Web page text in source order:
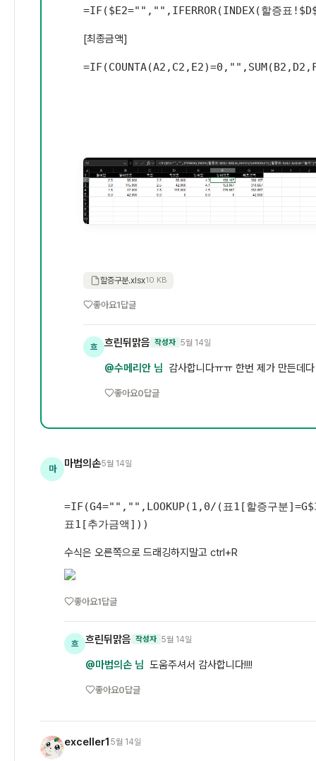
=IF($E2="" , "" , IFERROR(INDEX(할증표
[최종금액]
=IF(COUNTA(A2 , C2 , E2)=0 , "" , SUM(B2 , D2 ,
할증구분.xlsx10 KB
좋아요1답글
흐 흐린뒤맑음 작성자 5월 14일
@수메리안 님 감사합니다ㅠㅠ 한번 제가 만든데
좋아요0답글
마 마법의손5월 14일
=IF(G4="","",LOOKUP(1,0/(표1[할증구분
표1[추가금액]))
수식은 오른쪽으로 드래깅하지말고 ctrl+R
좋아요1답글
흐 흐린뒤맑음 작성자 5월 14일
@마법의손 님 도움주셔서 감사합니다!!!!
좋아요0답글
e exceller1 5월 14일